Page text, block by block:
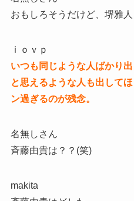
おもしろそうだけど、堺雅人
ｉｏｖｐ
いつも同じような人ばかり
と思えるような人も出して
ン過ぎるのが残念。
名無しさん
斉藤由貴は？？(笑)
makita